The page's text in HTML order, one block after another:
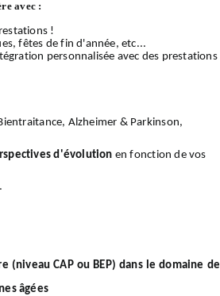
avec :
!
fêtes de fin d'année, etc...
personnalisée avec des prestations
Alzheimer & Parkinson,
d'évolution en fonction de vos
CAP ou BEP) dans le domaine de
âgées